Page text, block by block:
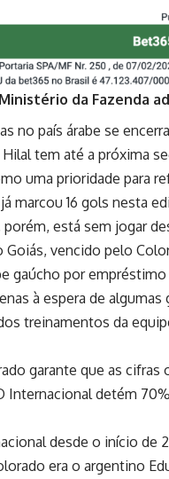
Ministério da Fazenda
no país árabe se
tem até a próxima
uma prioridade para
marcou 16 gols nesta
está sem jogar
vencido pelo
gaúcho por
à espera de
treinamentos da
garante que as
Internacional detém
desde o início de
era o argentino